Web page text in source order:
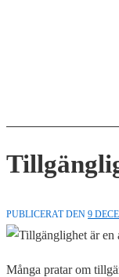
PUBLICERAT DEN 9
Många pratar om